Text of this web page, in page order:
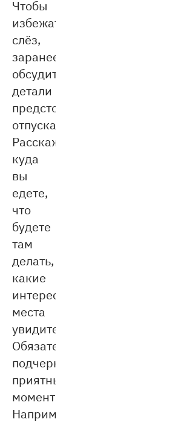
Чтобы
избежать
слёз,
заранее
обсудите
детали
предстоящего
отпуска.
Расскажите,
куда
вы
едете,
что
будете
там
делать,
какие
интересные
места
увидите.
Обязательно
подчеркните
приятные
моменты.
Например,